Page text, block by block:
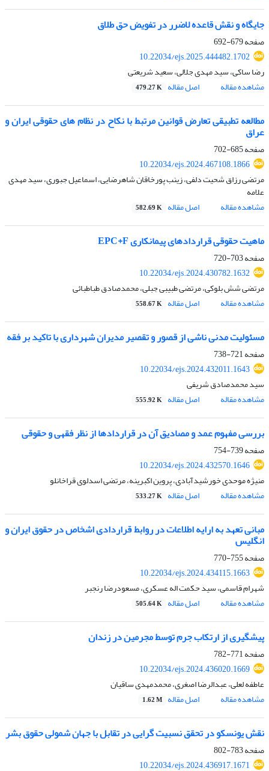
جایگاه و نقش قاعده لاضرر در تفویض حق طلاق
صفحه679-692
10.22034/ejs.2025.444482.1702
رضا ساکی، سید مهدی جلالی، سعید شریعتی
مشاهده مقاله
اصل مقاله 479.27 K
مطالعه تطبیقی تعارض قوانین مرتبط با نکاح در نظام های حقوقی ایران و
عراق
صفحه685-702
10.22034/ejs.2024.467108.1866
مرتضی رزاق شحیت دلفی، زینب پورخاقان شاهرضایی، اسماعیل جبوری، سید مهدی
علامه
مشاهده مقاله
اصل مقاله 582.69 K
ماهیت حقوقی قراردادهای پیمانکاری EPC+F
صفحه703-720
10.22034/ejs.2024.430782.1632
مرتضی شش بلوکی، مرتضی طبیبی جبلی، محمدصادق طباطبائی
مشاهده مقاله
اصل مقاله 558.67 K
مسئولیت مدنی ناشی از قصور و تقصیر مدیران شهرداری با تاکید بر فقه
صفحه721-738
10.22034/ejs.2024.432011.1643
سید محمدصادق شریفی
مشاهده مقاله
اصل مقاله 555.92 K
بررسی مفهوم عمد و مصادیق آن در قراردادها از نظر فقهی و حقوقی
صفحه739-754
10.22034/ejs.2024.432570.1646
منیژه موحدی خورشیدآبادی، پروین اکبرینه، مرتضی اسدلوی قراخانلو
مشاهده مقاله
اصل مقاله 533.27 K
مبانی تعهد به ارایه اطلاعات در روابط قراردادی اشخاص در حقوق ایران و
انگلیس
صفحه755-770
10.22034/ejs.2024.434115.1663
شهرام قاسمی، سید حکمت اله عسکری، مسعودرضا رنجبر
مشاهده مقاله
اصل مقاله 505.64 K
پیشگیری از ارتکاب جرم توسط مجرمین در زندان
صفحه771-782
10.22034/ejs.2024.436020.1669
عاطفه لعلی، عبدالرضا اصغری، محمدمهدی ساقیان
مشاهده مقاله
اصل مقاله 1.62 M
نقش یونسکو در تحقق نسبیت گرایی در تقابل با جهان شمولی حقوق بشر
صفحه783-802
10.22034/ejs.2024.436917.1671